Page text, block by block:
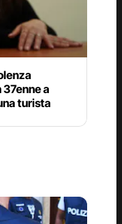
a
turista